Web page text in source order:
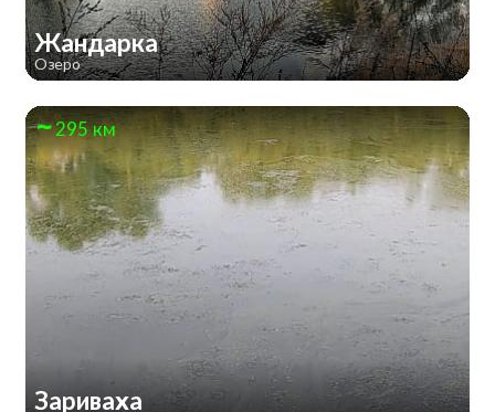
Жандарка
Озеро
295 км
Зариваха